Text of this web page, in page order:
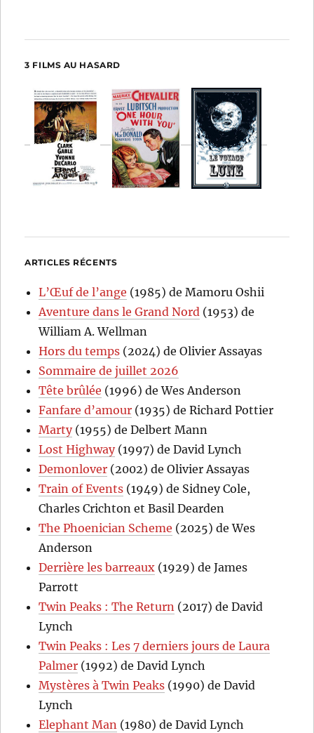
3 FILMS AU HASARD
ARTICLES RÉCENTS
L’Œuf de l’ange (1985) de Mamoru Oshii
Aventure dans le Grand Nord (1953) de
William A. Wellman
Hors du temps (2024) de Olivier Assayas
Sommaire de juillet 2026
Tête brûlée (1996) de Wes Anderson
Fanfare d’amour (1935) de Richard Pottier
Marty(1955) de Delbert Mann
Lost Highway(1997) de David Lynch
Demonlover (2002) de Olivier Assayas
Train of Events (1949) de Sidney Cole,
Charles Crichton et Basil Dearden
The Phoenician Scheme (2025) de Wes
Anderson
Derrière les barreaux (1929) de James
Parrott
Twin Peaks : The Return (2017) de David
Lynch
Twin Peaks : Les 7 derniers jours de Laura
Palmer (1992) de David Lynch
Mystères à Twin Peaks (1990) de David
Lynch
Elephant Man (1980) de David Lynch